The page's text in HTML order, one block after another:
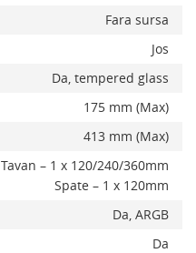
Fara sursa
Jos
Da, tempered glass
175 mm (Max)
413 mm (Max)
Tavan – 1 x 120/240/360mm
Spate – 1 x 120mm
Da, ARGB
Da